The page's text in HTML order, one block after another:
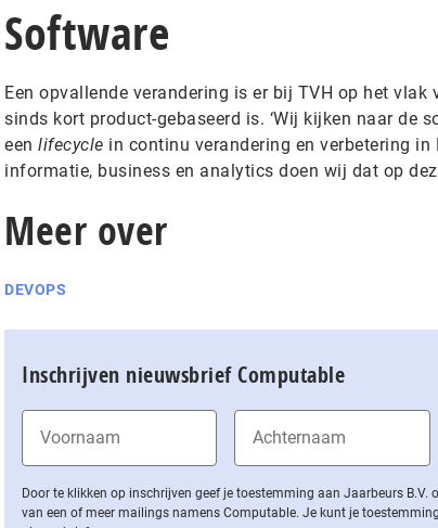
Software
Een opvallende verandering is er bij TVH op het
sinds kort product-gebaseerd is. ‘Wij kijken naar de
een lifecycle in continu verandering en verbetering in
informatie, business en analytics doen wij dat op
Meer over
DEVOPS
Inschrijven nieuwsbrief Computable
Door te klikken op inschrijven geef je toestemming aan Jaarbeurs B.V.
van een of meer mailings namens Computable. Je kunt je